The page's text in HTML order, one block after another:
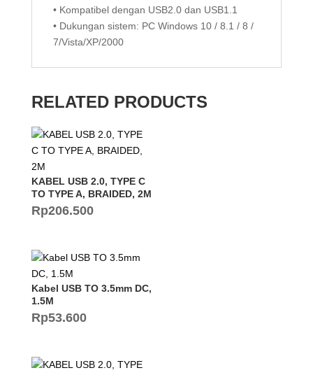
• Kompatibel dengan USB2.0 dan USB1.1
• Dukungan sistem: PC Windows 10 / 8.1 / 8 /
7/Vista/XP/2000
RELATED PRODUCTS
KABEL USB 2.0, TYPE C
TO TYPE A, BRAIDED, 2M
Rp206.500
Kabel USB TO 3.5mm DC,
1.5M
Rp53.600